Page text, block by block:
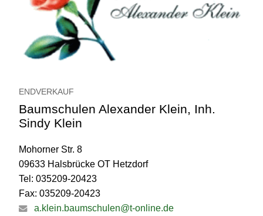
ENDVERKAUF
Baumschulen Alexander Klein, Inh.
Sindy Klein
Mohorner Str. 8
09633 Halsbrücke OT Hetzdorf
Tel: 035209-20423
Fax: 035209-20423
a.klein.baumschulen@t-online.de